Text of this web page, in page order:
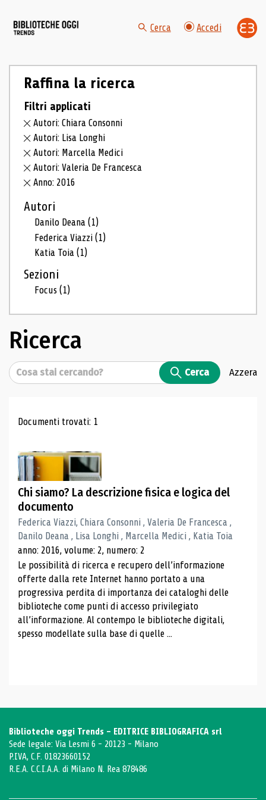
Cerca Accedi
Raffina la ricerca
Filtri applicati
Autori: Chiara Consonni
Autori: Lisa Longhi
Autori: Marcella Medici
Autori: Valeria De Francesca
Anno: 2016
Autori
Danilo Deana(1)
Federica Viazzi(1)
Katia Toia(1)
Sezioni
Focus(1)
Ricerca
Cerca Cerca Azzera
Risultati di ricerca
Documenti trovati: 1
Chi siamo? La descrizione fisica e logica del
documento
Federica Viazzi, Chiara Consonni , Valeria De Francesca ,
Danilo Deana , Lisa Longhi , Marcella Medici , Katia Toia
anno: 2016, volume: 2, numero: 2
Le possibilità di ricerca e recupero dell’informazione
offerte dalla rete Internet hanno portato a una
progressiva perdita di importanza dei cataloghi delle
biblioteche come punti di accesso privilegiato
all’informazione. Al contempo le biblioteche digitali,
spesso modellate sulla base di quelle ...
Biblioteche oggi Trends - EDITRICE BIBLIOGRAFICA srl
Sede legale: Via Lesmi 6 - 20123 - Milano
P.IVA, C.F. 01823660152
R.E.A. C.C.I.A.A. di Milano N. Rea 878486